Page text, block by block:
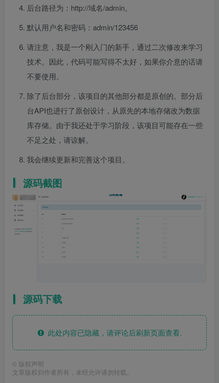
后台路径为：http://域名/admin。
默认用户名和密码：admin/123456
请注意，我是一个刚入门的新手，通过二次修改来学习
技术。因此，代码可能写得不太好，如果你介意的话请
不要使用。
除了后台部分，该项目的其他部分都是原创的。部分后
台API也进行了原创设计，从原先的本地存储改为数据
库存储。由于我还处于学习阶段，该项目可能存在一些
不足之处，请谅解。
我会继续更新和完善这个项目。
源码截图
源码下载
此处内容已隐藏，请评论后刷新页面查看.
© 版权声明
文章版权归作者所有，未经允许请勿转载。